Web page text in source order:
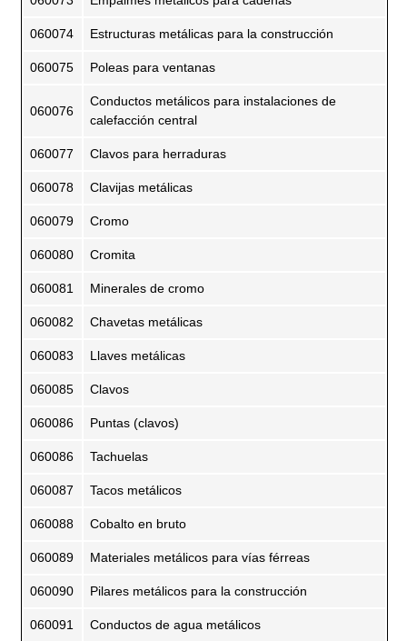
060074 Estructuras metálicas para la construcción
060075 Poleas para ventanas
060076
Conductos metálicos para instalaciones de
calefacción central
060077 Clavos para herraduras
060078 Clavijas metálicas
060079 Cromo
060080 Cromita
060081 Minerales de cromo
060082 Chavetas metálicas
060083 Llaves metálicas
060085 Clavos
060086 Puntas (clavos)
060086 Tachuelas
060087 Tacos metálicos
060088 Cobalto en bruto
060089 Materiales metálicos para vías férreas
060090 Pilares metálicos para la construcción
060091 Conductos de agua metálicos